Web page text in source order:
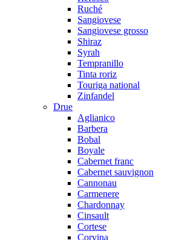
Ruché
Sangiovese
Sangiovese grosso
Shiraz
Syrah
Tempranillo
Tinta roriz
Touriga national
Zinfandel
Drue
Aglianico
Barbera
Bobal
Boyale
Cabernet franc
Cabernet sauvignon
Cannonau
Carmenere
Chardonnay
Cinsault
Cortese
Corvina